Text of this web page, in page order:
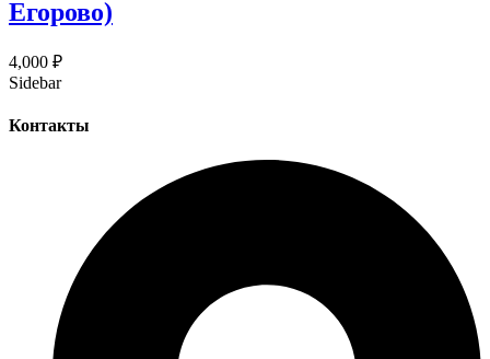
Егорово)
4,000 ₽
Sidebar
Контакты